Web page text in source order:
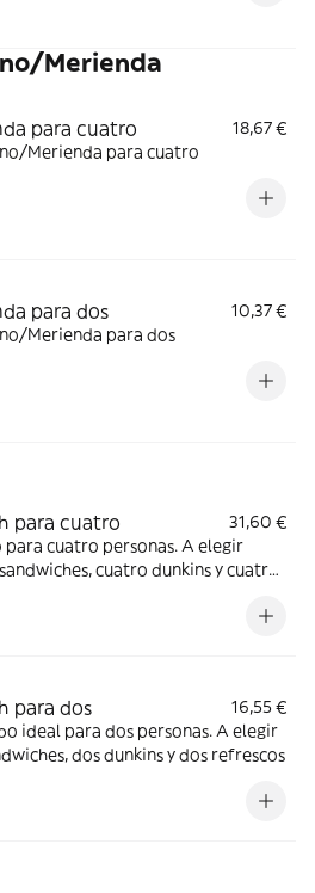
Merienda
para cuatro
18,67 €
Desayuno/Merienda para cuatro
para dos
10,37 €
Desayuno/Merienda para dos
para cuatro
31,60 €
para cuatro personas. A elegir
cuatro dunkins y cuatro
para dos
16,55 €
ideal para dos personas. A elegir
dos dunkins y dos refrescos